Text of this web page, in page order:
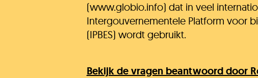
(www.globio.info) dat in veel
Intergouvernementele Platform voor
(IPBES) wordt gebruikt.
Bekijk de vragen beantwoord door